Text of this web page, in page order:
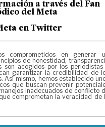
a través del Fan
del Meta
en Twitter
comprometidos en generar
de honestidad,
son acogidos por los periodistas
garantizar la credibilidad de
Así mismo, hemos establecido
que buscan prevenir
inadecuados de conflicto
comprometan la veracidad de